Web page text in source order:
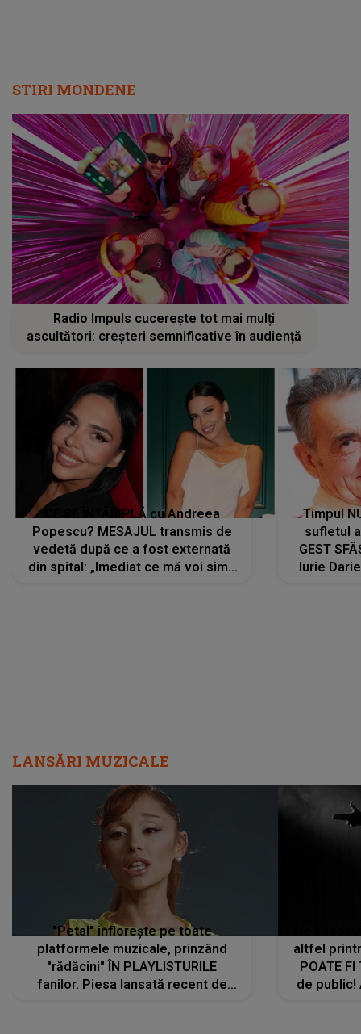
STIRI MONDENE
Radio Impuls cucerește tot mai mulți
ascultători: creșteri semnificative în audiență
CE SE ÎNTÂMPLĂ cu Andreea
Popescu? MESAJUL transmis de
vedetă după ce a fost externată
din spital: „Imediat ce mă voi simți
Timpul
sufletul
GEST
Iurie
LANSĂRI MUZICALE
"Petal" înflorește pe toate
platformele muzicale, prinzând
"rădăcini" ÎN PLAYLISTURILE
fanilor. Piesa lansată recent de
altfel
POATE FI
de public!